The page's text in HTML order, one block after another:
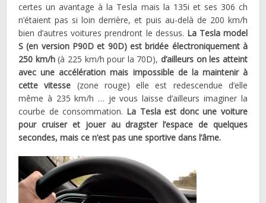
certes un avantage à la Tesla mais la 135i et ses 306 ch
n’étaient pas si loin derrière, et puis au-delà de 200 km/h
bien d’autres voitures prendront le dessus. La Tesla model
S (en version P90D et 90D) est bridée électroniquement à
250 km/h(à 225 km/h pour la 70D),d’ailleurs on les atteint
avec une accélération mais impossible de la maintenir à
cette vitesse (zone rouge) elle est redescendue d’elle
même à 235 km/h … je vous laisse d’ailleurs imaginer la
courbe de consommation. La Tesla est donc une voiture
pour cruiser et jouer au dragster l’espace de quelques
secondes, mais ce n’est pas une sportive dans l’âme.